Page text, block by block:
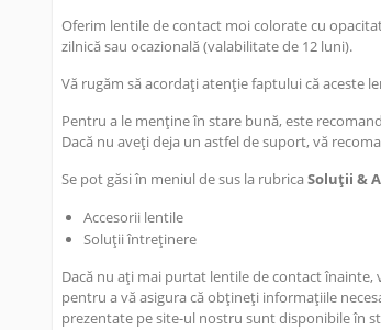
Oferim lentile de contact moi colorate cu
zilnică sau ocazională (valabilitate de 12 luni).
Vă rugăm să acordați atenție faptului că aceste
Pentru a le menține în stare bună, este
Dacă nu aveți deja un astfel de suport, vă
Se pot găsi în meniul de sus la rubricaSoluții &
Accesorii lentile
Soluții întreținere
Dacă nu ați mai purtat lentile de contact
pentru a vă asigura că obțineți informațiile
prezentate pe site-ul nostru sunt disponibile în